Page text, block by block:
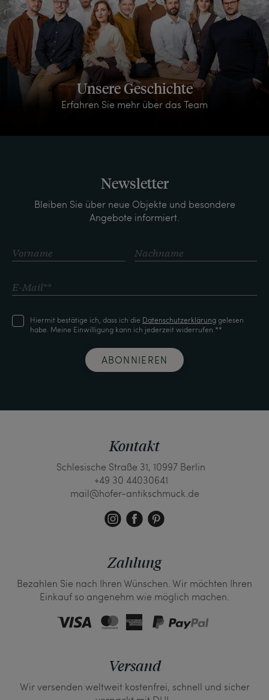
Unsere Geschichte
Erfahren Sie mehr über das Team
Newsletter
Bleiben Sie über neue Objekte und besondere
Angebote informiert.
Hiermit bestätige ich, dass ich die Daten­schutz­erklärunggelesen
habe. Meine Einwilligung kann ich jederzeit widerrufen.**
ABONNIEREN
Kontakt
Schlesische Straße 31, 10997 Berlin
+49 30 44030641
mail@hofer-antikschmuck.de
Zahlung
Bezahlen Sie nach Ihren Wünschen. Wir möchten Ihren
Einkauf so angenehm wie möglich machen.
Versand
Wir versenden weltweit kostenfrei, schnell und sicher